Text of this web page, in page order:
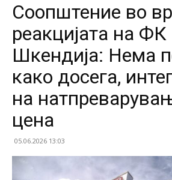
Соопштение во
реакцијата на ФК
Шкендија: Нема
како досега,
на
цена
05.06.2026 13:03